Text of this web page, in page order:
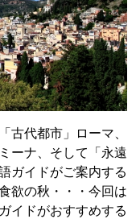
古代都市」ローマ、
ーナ、そして「永遠
ガイドがご案内する
欲の秋・・・今回は
イドがおすすめする